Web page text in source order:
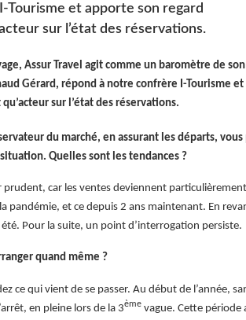
et apporte son regard
sur l’état des réservations.
Assur Travel agit comme un baromètre de
Gérard, répond à notre confrère I-Tourisme
sur l’état des réservations.
du marché, en assurant les départs,
Quelles sont les tendances ?
prudent, car les ventes deviennent
pandémie, et ce depuis 2 ans maintenant. En
Pour la suite, un point d’interrogation persiste.
quand même ?
ce qui vient de se passer. Au début de l’année,
en pleine lors de la 3èmevague. Cette période